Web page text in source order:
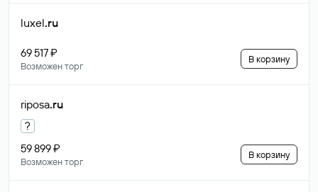
luxel.ru
69 517 ₽
Возможен торг
В корзину
riposa.ru
?
59 899 ₽
Возможен торг
В корзину